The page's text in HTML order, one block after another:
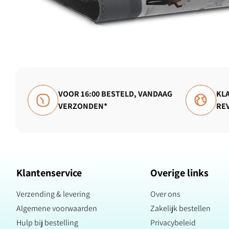
VOOR 16:00 BESTELD, VANDAAG
VERZONDEN*
Klantenservice
Verzending & levering
Algemene voorwaarden
Hulp bij bestelling
Overige links
Over ons
Zakelijk bestellen
Privacybeleid